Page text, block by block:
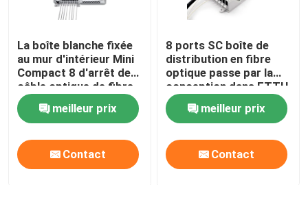
Unité optique de réseau
Ensembles d'installation de câbles
Le câble AOC
La boîte blanche fixée
au mur d'intérieur Mini
Compact 8 d'arrêt de
câble optique de fibre
d'IP54 FTTH creuse
l'adaptateur de Sc
meilleur prix
Contact
8 ports SC boîte de
distribution en fibre
optique passe par la
conception dans FTTH
GPON CATV
meilleur prix
Contact